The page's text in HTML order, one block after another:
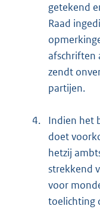
getekend
Raad
afschriften
zendt
partijen.
4.
Indien het
doet
hetzij
strekkend
voor
toelichting